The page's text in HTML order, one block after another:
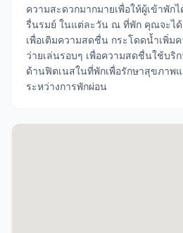
ความสะดวกมากมายเพื่อให้ผู้เข้าพั
รื่นรมย์ ในแต่ละวัน ณ ที่พัก คุณจะได้
เพื่อเติมความสดชื่น กระโดดน้ำเพิ่ม
ว่ายเล่นรอบๆ เพื่อความสดชื่นใช้บริ
ด้านฟิตเนสในที่พักเพื่อรักษาสุขภาพ
ระหว่างการพักผ่อน